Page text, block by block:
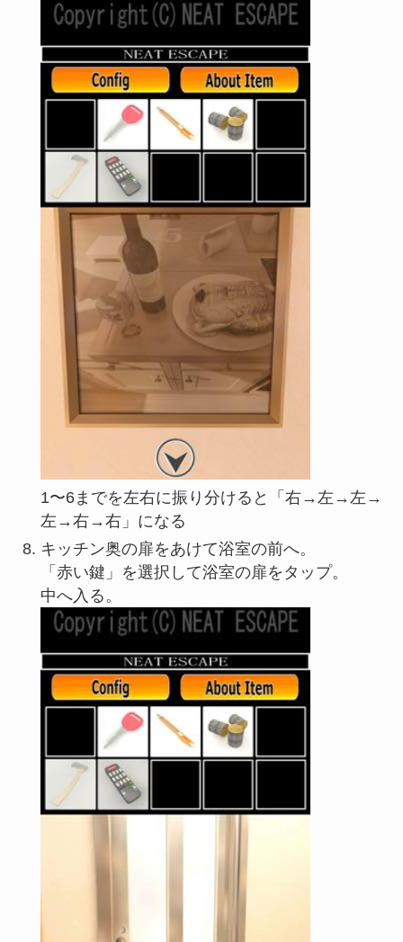
1〜6までを左右に振り分けると「右→左→左→
左→右→右」になる
キッチン奥の扉をあけて浴室の前へ。
「赤い鍵」を選択して浴室の扉をタップ。
中へ入る。